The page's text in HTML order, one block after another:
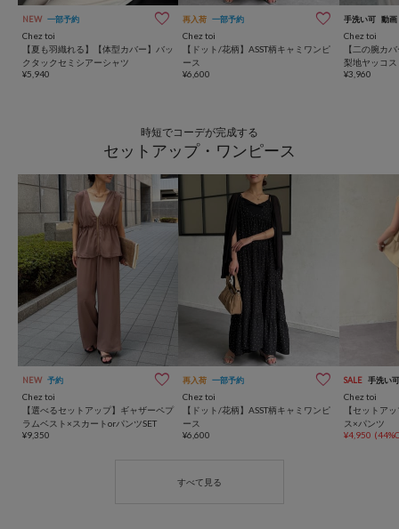
NEW 一部予約
Chez toi
【夏も羽織れる】【体型カバー】バッ
クタックセミシアーシャツ
¥5,940
再入荷 一部予約
Chez toi
【ドット/花柄】ASST柄キャミワンピ
ース
¥6,600
手洗い可 動画
Chez toi
【二の腕カ
梨地ヤッコ
¥3,960
時短でコーデが完成する
セットアップ・ワンピース
NEW 予約
Chez toi
【選べるセットアップ】ギャザーペプ
ラムベスト×スカートorパンツSET
¥9,350
再入荷 一部予約
Chez toi
【ドット/花柄】ASST柄キャミワンピ
ース
¥6,600
SALE 手洗い可
Chez toi
【セットア
ス×パンツ
¥4,950